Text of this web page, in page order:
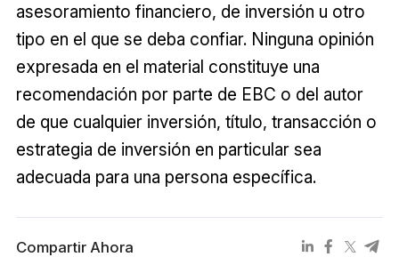
asesoramiento financiero, de inversión u otro
tipo en el que se deba confiar. Ninguna opinión
expresada en el material constituye una
recomendación por parte de EBC o del autor
de que cualquier inversión, título, transacción o
estrategia de inversión en particular sea
adecuada para una persona específica.
Compartir Ahora